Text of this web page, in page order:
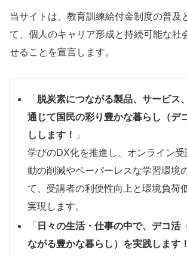
当サイトは、教育訓練給付金制度の普及
て、個人のキャリア形成と持続可能な社
せることを宣言します。
「 脱炭素につながる製品、サービス
通じて国民の彩り豊かな暮らし（デ
しします！
」
学びのDX化を推進し、オンライン受
動の削減やペーパーレスな学習環境
て、受講者の利便性向上と環境負荷
実現します。
「 日々の生活・仕事の中で、デコ活
ながる豊かな暮らし）を実践します！